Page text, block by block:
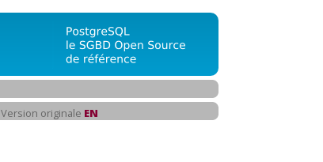
Version originale EN